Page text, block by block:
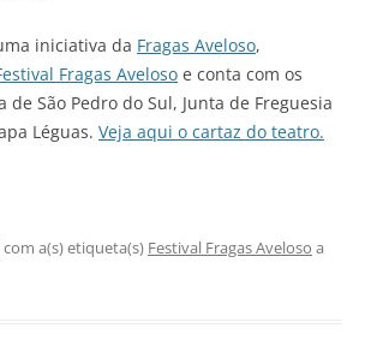
iniciativa da Fragas Aveloso,
Fragas Aveloso e conta com os
de São Pedro do Sul, Junta de Freguesia
Léguas. Veja aqui o cartaz do teatro.
com a(s) etiqueta(s) Festival Fragas Aveloso a